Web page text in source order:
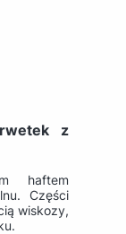
z
haftem
Części
wiskozy,